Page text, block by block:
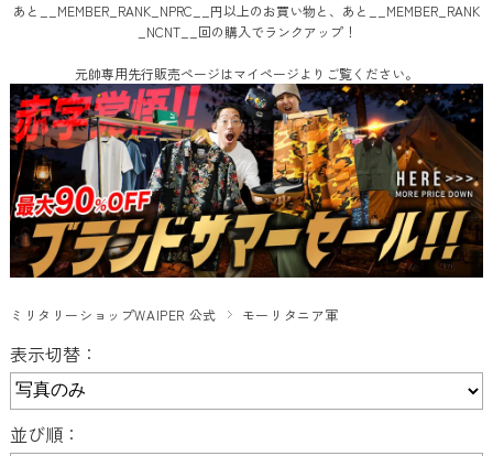
あと
__MEMBER_RANK_NPRC__ 円以上のお買い物と、あと
__MEMBER_RANK
_NCNT__ 回の購入でランクアップ！
元帥専用先行販売ページはマイページよりご覧ください。
ミリタリーショップWAIPER 公式 モーリタニア軍
表示切替：
並び順：